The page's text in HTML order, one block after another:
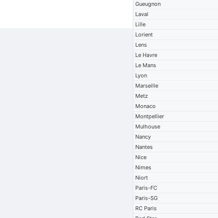
Gueugnon
Laval
Lille
Lorient
Lens
Le Havre
Le Mans
Lyon
Marseille
Metz
Monaco
Montpellier
Mulhouse
Nancy
Nantes
Nice
Nimes
Niort
Paris-FC
Paris-SG
RC Paris